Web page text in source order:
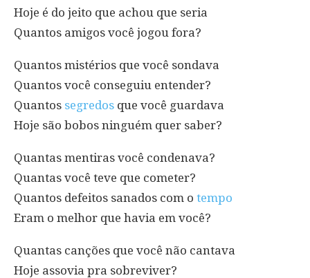
Hoje é do jeito que achou que seria
Quantos amigos você jogou fora?
Quantos mistérios que você sondava
Quantos você conseguiu entender?
Quantos segredos que você guardava
Hoje são bobos ninguém quer saber?
Quantas mentiras você condenava?
Quantas você teve que cometer?
Quantos defeitos sanados com o tempo
Eram o melhor que havia em você?
Quantas canções que você não cantava
Hoje assovia pra sobreviver?